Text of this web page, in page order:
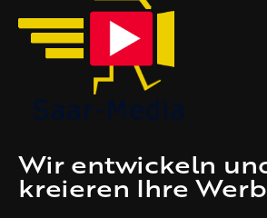
Wir entwickeln
kreieren Ihre